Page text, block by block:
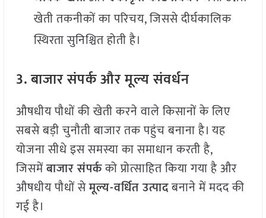
खेती तकनीकों का परिचय, जिससे दीर्घकालिक
स्थिरता सुनिश्चित होती है।
3. बाजार संपर्क और मूल्य संवर्धन
औषधीय पौधों की खेती करने वाले किसानों के लिए
सबसे बड़ी चुनौती बाजार तक पहुंच बनाना है। यह
योजना सीधे इस समस्या का समाधान करती है,
जिसमेंबाजार संपर्कको प्रोत्साहित किया गया है और
औषधीय पौधों सेमूल्य-वर्धित उत्पादबनाने में मदद की
गई है।